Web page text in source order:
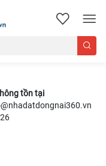
nhadatdongnai360.vn
tồn tại